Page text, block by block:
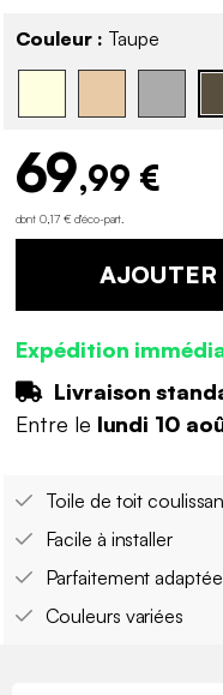
Couleur : Taupe
69,99 €
dont 0,17 € d'éco-part
AJOUTER
Expédition
Livraison
Entre le lundi 10
Toile de toit
Facile à installer
Parfaitement
Couleurs variées